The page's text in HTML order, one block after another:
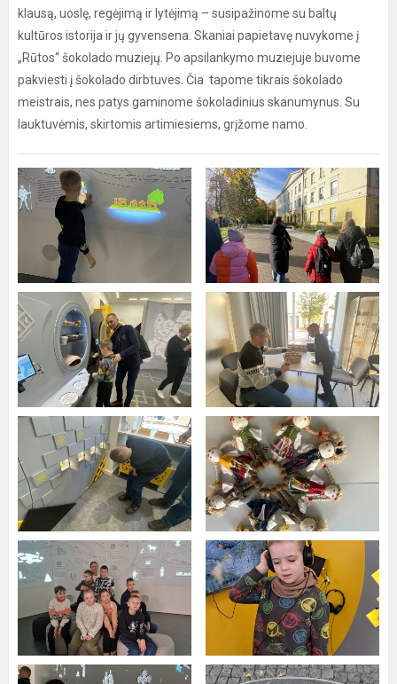
klausą, uoslę, regėjimą ir lytėjimą – susipažinome su baltų
kultūros istorija ir jų gyvensena. Skaniai papietavę nuvykome į
„Rūtos“ šokolado muziejų. Po apsilankymo muziejuje buvome
pakviesti į šokolado dirbtuves. Čia tapome tikrais šokolado
meistrais, nes patys gaminome šokoladinius skanumynus. Su
lauktuvėmis, skirtomis artimiesiems, grįžome namo.